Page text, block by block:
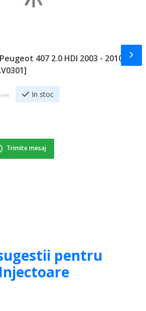
407 2.0 HDI 2003 - 2010
Price In stoc
Trimite mesaj
pentru
Injectoare